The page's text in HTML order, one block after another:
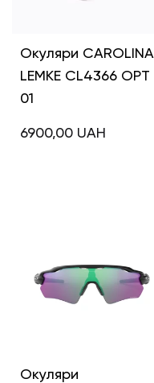
Окуляри CAROLINA
LEMKE CL4366 OPT
01
6900,00 UAH
Окуляри